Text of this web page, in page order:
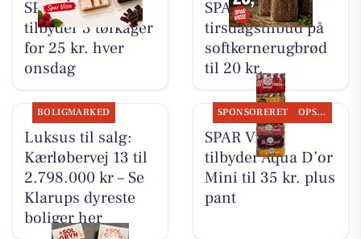
SPAR Visse
tilbyder 3 tørkager
for 25 kr. hver
onsdag
SPAR Visse har
tirsdagstilbud på
softkernerugbrød
til 20 kr.
BOLIGMARKED
Luksus til salg:
Kærløbervej 13 til
2.798.000 kr – Se
Klarups dyreste
boliger her
SPONSORERET OPSLAGSTAVLEN
SPAR Visse
tilbyder Aqua D’or
Mini til 35 kr. plus
pant